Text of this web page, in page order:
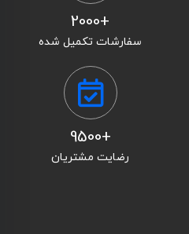
+2000
سفارشات تکمیل شده
+9500
رضایت مشتریان